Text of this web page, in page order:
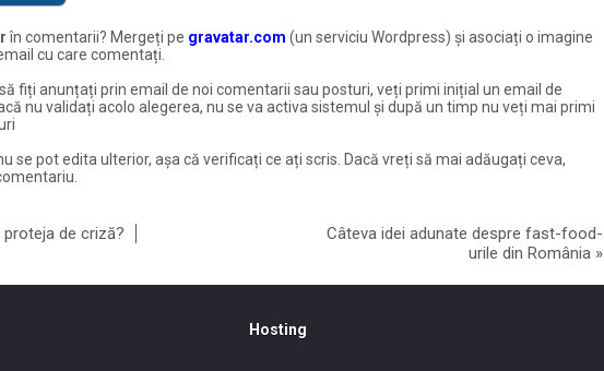
în comentarii? Mergeți pe gravatar.com (un serviciu Wordpress) și asociați o imagine
cu care comentați.
fiți anunțați prin email de noi comentarii sau posturi, veți primi inițial un email de
nu validați acolo alegerea, nu se va activa sistemul și după un timp nu veți mai primi
se pot edita ulterior, așa că verificați ce ați scris. Dacă vreți să mai adăugați ceva,
de criză?
Câteva idei adunate despre fast-food-
urile din România »
Hosting